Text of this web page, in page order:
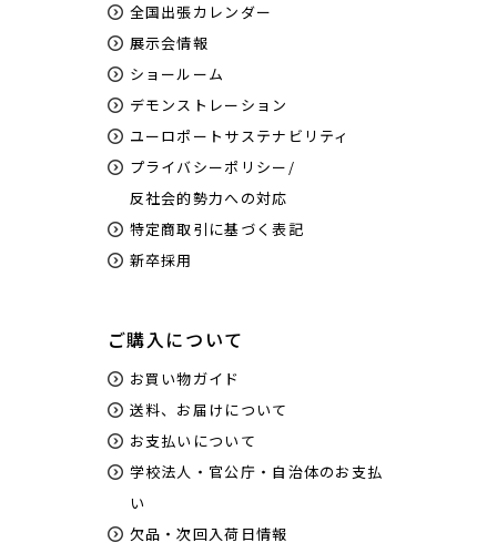
全国出張カレンダー
展示会情報
ショールーム
デモンストレーション
ユーロポートサステナビリティ
プライバシーポリシー/
反社会的勢力への対応
特定商取引に基づく表記
新卒採用
ご購入について
お買い物ガイド
送料、お届けについて
お支払いについて
学校法人・官公庁・自治体のお支払
い
欠品・次回入荷日情報